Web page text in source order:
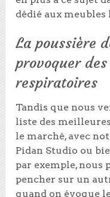
dédié aux
La poussière
provoquer
respiratoires
Tandis que nous
liste des
le marché, avec
Pidan Studio ou
par exemple, nous
pencher sur un
quand on évoque